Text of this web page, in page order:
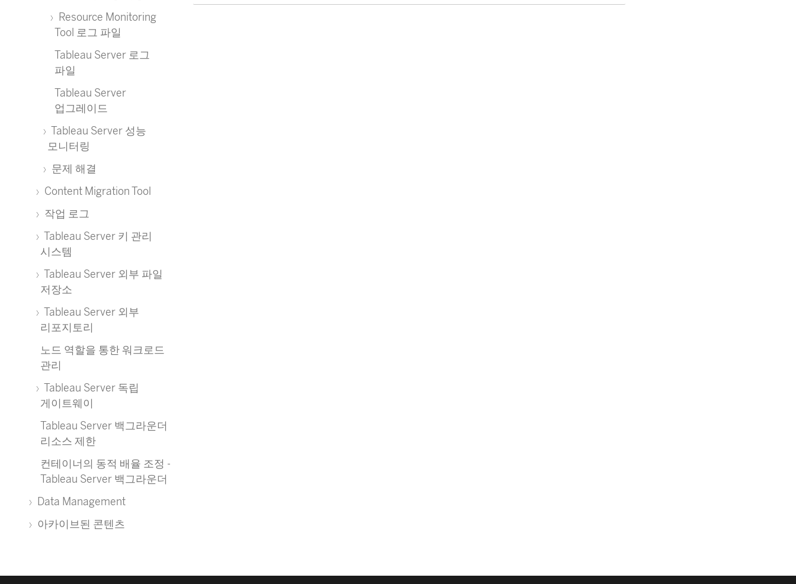
Resource Monitoring
Tool 로그 파일
Tableau Server 로그
파일
Tableau Server
업그레이드
Tableau Server 성능
모니터링
문제 해결
Content Migration Tool
작업 로그
Tableau Server 키 관리
시스템
Tableau Server 외부 파일
저장소
Tableau Server 외부
리포지토리
노드 역할을 통한 워크로드
관리
Tableau Server 독립
게이트웨이
Tableau Server 백그라운더
리소스 제한
컨테이너의 동적 배율 조정 -
Tableau Server 백그라운더
Data Management
아카이브된 콘텐츠